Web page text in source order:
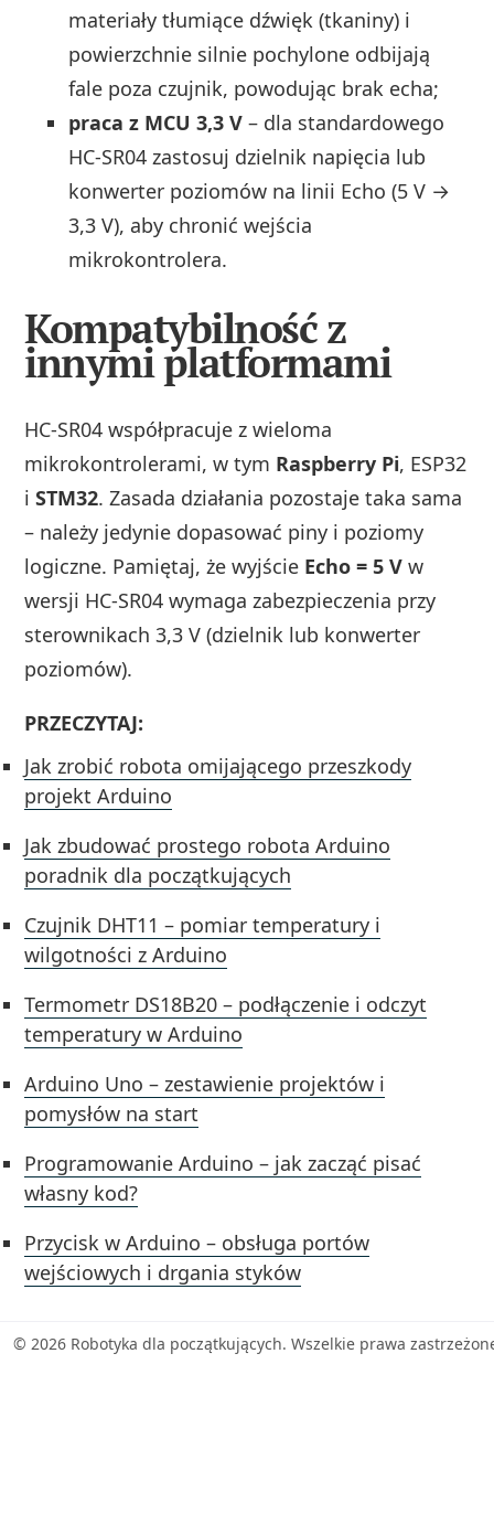
materiały tłumiące dźwięk (tkaniny) i
powierzchnie silnie pochylone odbijają
fale poza czujnik, powodując brak echa;
praca z MCU 3,3 V – dla standardowego
HC-SR04 zastosuj dzielnik napięcia lub
konwerter poziomów na linii Echo (5 V →
3,3 V), aby chronić wejścia
mikrokontrolera.
Kompatybilność z
innymi platformami
HC-SR04 współpracuje z wieloma
mikrokontrolerami, w tym Raspberry Pi, ESP32
iSTM32. Zasada działania pozostaje taka sama
– należy jedynie dopasować piny i poziomy
logiczne. Pamiętaj, że wyjście Echo = 5 V w
wersji HC-SR04 wymaga zabezpieczenia przy
sterownikach 3,3 V (dzielnik lub konwerter
poziomów).
PRZECZYTAJ:
Jak zrobić robota omijającego przeszkody
projekt Arduino
Jak zbudować prostego robota Arduino
poradnik dla początkujących
Czujnik DHT11 – pomiar temperatury i
wilgotności z Arduino
Termometr DS18B20 – podłączenie i odczyt
temperatury w Arduino
Arduino Uno – zestawienie projektów i
pomysłów na start
Programowanie Arduino – jak zacząć pisać
własny kod?
Przycisk w Arduino – obsługa portów
wejściowych i drgania styków
© 2026 Robotyka dla początkujących. Wszelkie prawa